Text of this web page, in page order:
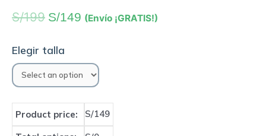
S/199 S/149 (Envío ¡GRATIS!)
Elegir talla
Product price: S/149